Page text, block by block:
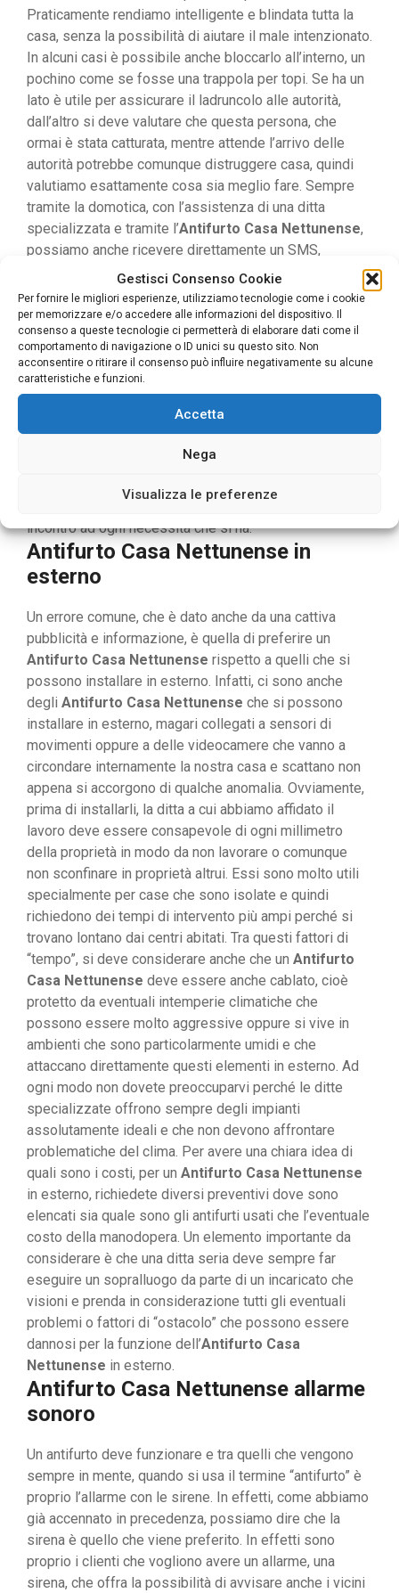
Gestisci Consenso Cookie
Per fornire le migliori esperienze, utilizziamo tecnologie come i cookie
per memorizzare e/o accedere alle informazioni del dispositivo. Il
consenso a queste tecnologie ci permetterà di elaborare dati come il
comportamento di navigazione o ID unici su questo sito. Non
acconsentire o ritirare il consenso può influire negativamente su alcune
caratteristiche e funzioni.
Accetta
Nega
Visualizza le preferenze
Praticamente rendiamo intelligente e blindata tutta la
casa, senza la possibilità di aiutare il male intenzionato.
In alcuni casi è possibile anche bloccarlo all’interno, un
pochino come se fosse una trappola per topi. Se ha un
lato è utile per assicurare il ladruncolo alle autorità,
dall’altro si deve valutare che questa persona, che
ormai è stata catturata, mentre attende l’arrivo delle
autorità potrebbe comunque distruggere casa, quindi
valutiamo esattamente cosa sia meglio fare. Sempre
tramite la domotica, con l’assistenza di una ditta
specializzata e tramite l’Antifurto Casa Nettunense,
possiamo anche ricevere direttamente un SMS,
telefonata oppure un avviso specifico che la nostra
casa ci invia che sta accadendo qualcosa. In caso di
effrazione si ha immediatamente un avviso e quindi
possiamo agire di conseguenza. Infine, ma non meno
importante, i sensori di movimento e di audio riescono
ad essere le orecchie e gli occhi della nostra casa
anomalo, quando noi non siamo in caso, ed odono
porte o finestre, nel tentativo di entrare. Come potete
notare esistono diversi tipi di
Antifurto Casa
adatta a ogni ambiente domestico e vanno
incontro ad ogni necessità che si ha.
Antifurto Casa Nettunense in
esterno
Un errore comune, che è dato anche da una cattiva
pubblicità e informazione, è quella di preferire un
Antifurto Casa Nettunense rispetto a quelli che si
possono installare in esterno. Infatti, ci sono anche
degli Antifurto Casa Nettunense che si possono
installare in esterno, magari collegati a sensori di
movimenti oppure a delle videocamere che vanno a
circondare internamente la nostra casa e scattano non
appena si accorgono di qualche anomalia. Ovviamente,
prima di installarli, la ditta a cui abbiamo affidato il
lavoro deve essere consapevole di ogni millimetro
della proprietà in modo da non lavorare o comunque
non sconfinare in proprietà altrui. Essi sono molto utili
specialmente per case che sono isolate e quindi
richiedono dei tempi di intervento più ampi perché si
trovano lontano dai centri abitati. Tra questi fattori di
“tempo”, si deve considerare anche che un Antifurto
Casa Nettunense deve essere anche cablato, cioè
protetto da eventuali intemperie climatiche che
possono essere molto aggressive oppure si vive in
ambienti che sono particolarmente umidi e che
attaccano direttamente questi elementi in esterno. Ad
ogni modo non dovete preoccuparvi perché le ditte
specializzate offrono sempre degli impianti
assolutamente ideali e che non devono affrontare
problematiche del clima. Per avere una chiara idea di
quali sono i costi, per un Antifurto Casa Nettunense
in esterno, richiedete diversi preventivi dove sono
elencati sia quale sono gli antifurti usati che l’eventuale
costo della manodopera. Un elemento importante da
considerare è che una ditta seria deve sempre far
eseguire un sopralluogo da parte di un incaricato che
visioni e prenda in considerazione tutti gli eventuali
problemi o fattori di “ostacolo” che possono essere
dannosi per la funzione dell’Antifurto Casa
Nettunense in esterno.
Antifurto Casa Nettunense allarme
sonoro
Un antifurto deve funzionare e tra quelli che vengono
sempre in mente, quando si usa il termine “antifurto” è
proprio l’allarme con le sirene. In effetti, come abbiamo
già accennato in precedenza, possiamo dire che la
sirena è quello che viene preferito. In effetti sono
proprio i clienti che vogliono avere un allarme, una
sirena, che offra la possibilità di avvisare anche i vicini